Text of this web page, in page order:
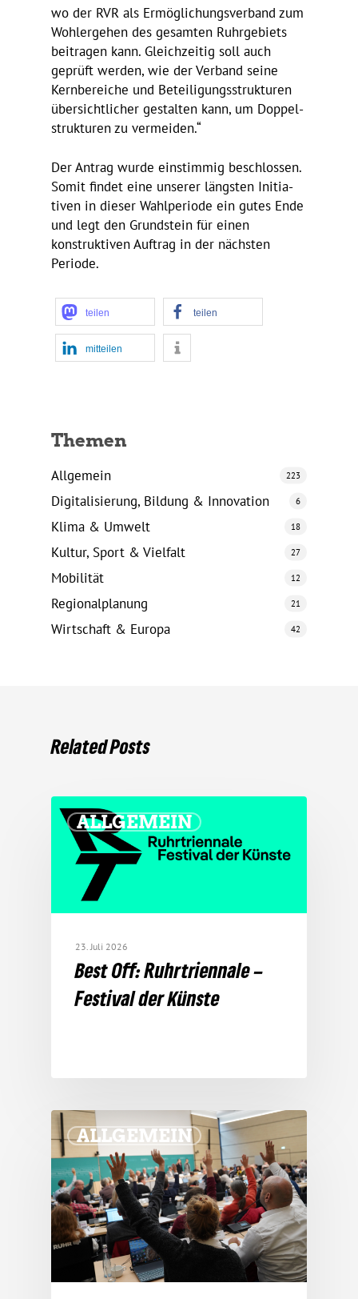
wo der RVR als Ermög­li­chungs­ver­band zum
Wohl­ergehen des gesamten Ruhr­ge­biets
beitragen kann. Gleich­zeitig soll auch
geprüft werden, wie der Verband seine
Kern­be­reiche und Betei­li­gungs­struk­turen
über­sicht­li­cher gestalten kann, um Doppel­
struk­turen zu vermeiden.“
Der Antrag wurde einstimmig beschlossen.
Somit findet eine unserer längsten Initia­
tiven in dieser Wahl­pe­riode ein gutes Ende
und legt den Grund­stein für einen
konstruk­tiven Auftrag in der nächsten
Periode.
teilen teilen
mitteilen
Themen
Allgemein 223
Digitalisierung, Bildung & Innovation 6
Klima & Umwelt 18
Kultur, Sport & Vielfalt 27
Mobilität 12
Regionalplanung 21
Wirtschaft & Europa 42
Related Posts
ALLGEMEIN
23. Juli 2026
Best Off: Ruhr­tri­en­nale –
Festival der Künste
ALLGEMEIN